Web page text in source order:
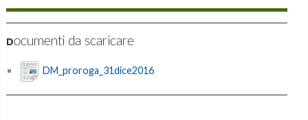
Documenti da scaricare
DM_proroga_31dice2016